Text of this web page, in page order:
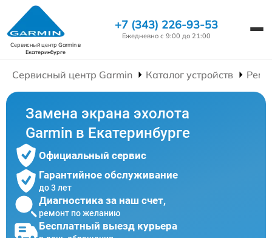
Сервисный центр Garminв
Екатеринбурге
+7 (343) 226-93-53
Ежедневно с 9:00 до 21:00
Сервисный центр Garmin Каталог устройств
Замена экрана эхолота
Garmin в Екатеринбурге
Официальный сервис
Гарантийное обслуживание
до 3 лет
Диагностика за наш счет,
ремонт по желанию
Бесплатный выезд курьера